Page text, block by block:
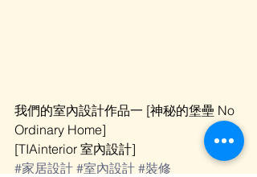
我們的室內設計作品一 [神秘的堡壘 No
Ordinary Home]
[TIAinterior 室內設計]
#家居設計 #室內設計 #裝修